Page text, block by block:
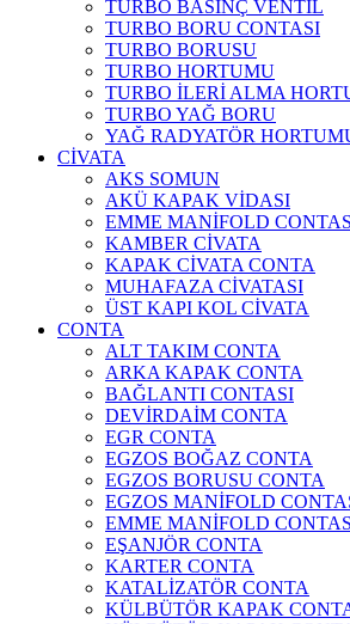
TURBO BASINÇ VENTİL
TURBO BORU CONTASI
TURBO BORUSU
TURBO HORTUMU
TURBO İLERİ ALMA
TURBO YAĞ BORU
YAĞ RADYATÖR
CİVATA
AKS SOMUN
AKÜ KAPAK VİDASI
EMME MANİFOLD
KAMBER CİVATA
KAPAK CİVATA CONTA
MUHAFAZA CİVATASI
ÜST KAPI KOL CİVATA
CONTA
ALT TAKIM CONTA
ARKA KAPAK CONTA
BAĞLANTI CONTASI
DEVİRDAİM CONTA
EGR CONTA
EGZOS BOĞAZ CONTA
EGZOS BORUSU CONTA
EGZOS MANİFOLD
EMME MANİFOLD
EŞANJÖR CONTA
KARTER CONTA
KATALİZATÖR CONTA
KÜLBÜTÖR KAPAK